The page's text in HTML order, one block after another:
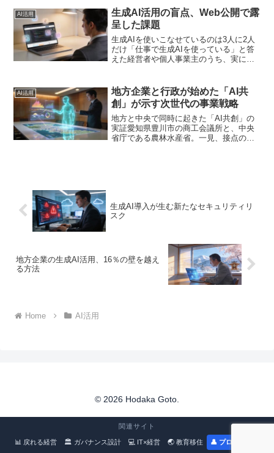
力、レポー...
AI活用
生成AI活用の盲点、Web公開で露
呈した課題
生成AIを使いこなせているのは3人に2人
だけ「仕事で生成AIを使っている」と答
えた経営者や個人事業主のうち、実に
した中小・個人事業者のAI活用実態調査
から、意外...
AI活用
地方企業と行政が始めた「AI共
創」が示す次世代の事業戦略
地方と中央で同時に起きた「AI共創」の
実証愛知県豊川市の商工会議所と、中央
省庁である農林水産省。一見、接点のな
生成AI導入が生む新たなセキュリティリ
スク
地方企業の生成AI活用、16％の壁を越え
る方法
Home AI活用
© 2026 Hodaka Goto.
関連サイト
📊 戻れる経営 🏛 ガバナンス設計 💻 IT×経営 🌏 教育移住 👤 プロフィール